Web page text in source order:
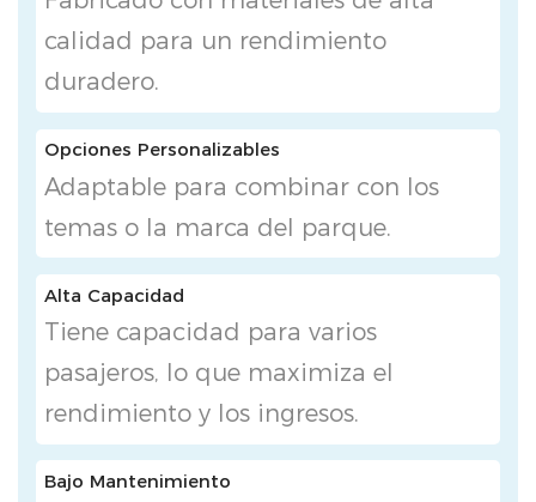
calidad para un rendimiento
duradero.
Opciones Personalizables
Adaptable para combinar con los
temas o la marca del parque.
Alta Capacidad
Tiene capacidad para varios
pasajeros, lo que maximiza el
rendimiento y los ingresos.
Bajo Mantenimiento